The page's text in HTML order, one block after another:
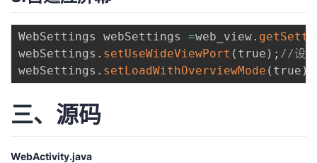
WebSettings webSettings =web_view.
webSettings . setUseWideViewPort ( true ) ; //设置
webSettings . setLoadWithOverviewMode ( true )
三、源码
WebActivity.java